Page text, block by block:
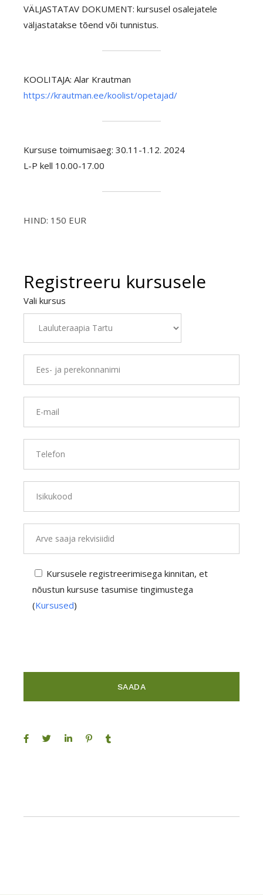
VÄLJASTATAV DOKUMENT: kursusel osalejatele
väljastatakse tõend või tunnistus.
KOOLITAJA: Alar Krautman
https://krautman.ee/koolist/opetajad/
Kursuse toimumisaeg: 30.11-1.12. 2024
L-P kell 10.00-17.00
HIND: 150 EUR
Registreeru kursusele
Vali kursus
Kursusele registreerimisega kinnitan, et
nõustun kursuse tasumise tingimustega
(Kursused)
SAADA